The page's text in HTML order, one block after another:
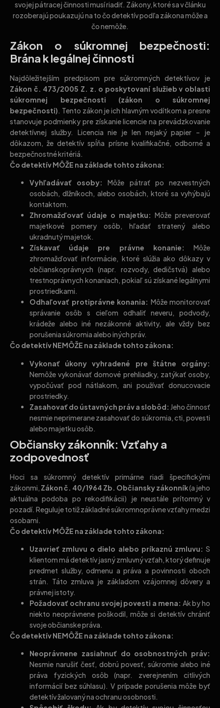
svojej pátracej činnosti musí riadiť. Zákony, ktoré sa v článku
rozoberajú poukazujú na to čo detektív podľa zákona môže a
čo nemôže.
Zákon o súkromnej bezpečnosti:
Brána k legálnej činnosti
Najdôležitejším predpisom pre súkromných detektívov je
Zákon č. 473/2005 Z. z. o poskytovaní služieb v oblasti
súkromnej bezpečnosti (zákon o súkromnej
bezpečnosti). Tento zákon je ich hlavným vodítkom a presne
stanovuje podmienky pre získanie licencie na prevádzkovanie
detektívnej služby. Licencia nie je len nejaký papier – je
dôkazom, že detektív spĺňa prísne kvalifikačné, odborné a
bezpečnostné kritériá.
Čo detektív MÔŽE na základe tohto zákona:
Vyhľadávať osoby:
Môže pátrať po nezvestných
osobách, dlžníkoch, alebo osobách, ktoré sa vyhýbajú
kontaktom.
Zhromažďovať údaje o majetku: Môže preverovať
majetkové pomery osôb, hľadať stratený alebo
ukradnutý majetok.
Získavať údaje pre právne konanie:
Môže
zhromažďovať informácie, ktoré slúžia ako dôkazy v
občianskoprávnych (napr. rozvody, dedičstvá) alebo
trestnoprávnych konaniach, pokiaľ sú získané legálnymi
prostriedkami.
Odhaľovať protiprávne konania: Môže monitorovať
správanie osôb s cieľom odhaliť neveru, podvody,
krádeže alebo iné nezákonné aktivity, ale vždy bez
porušenia súkromia alebo iných práv.
Čo detektív NEMÔŽE na základe tohto zákona:
Vykonať úkony vyhradené pre štátne orgány:
Nemôže vykonávať domové prehliadky, zatýkať osoby,
vypočúvať pod nátlakom, ani používať donucovacie
prostriedky.
Zasahovať do ústavných práv a slobôd: Jeho činnosť
nesmie neprimerane zasahovať do súkromia, cti, povesti
alebo majetku osôb.
Občiansky zákonník: Vzťahy a
zodpovednosť
Hoci sa súkromný detektív primárne riadi špecifickými
zákonmi, Zákon č. 40/1964 Zb. Občiansky zákonník(a jeho
aktuálna podoba po rekodifikácii) je neustále prítomný v
pozadí. Reguluje totiž základné súkromnoprávne vzťahy medzi
osobami.
Čo detektív MÔŽE na základe tohto zákona:
Uzavrieť zmluvu o dielo alebo príkaznú zmluvu: S
klientom má detektív jasný zmluvný vzťah, ktorý definuje
predmet služby, odmenu a práva a povinnosti oboch
strán. Táto zmluva je základom vzájomnej dôvery a
právnej istoty.
Požadovať ochranu svojej povesti a mena: Ak by ho
niekto neoprávnene poškodil, môže si detektív chrániť
svoje občianske práva.
Čo detektív NEMÔŽE na základe tohto zákona:
Neoprávnene zasiahnuť do osobnostných práv:
Nesmie narušiť česť, dobrú povesť, súkromie alebo iné
práva fyzických osôb (napr. zverejnením citlivých
informácií bez súhlasu). V prípade porušenia môže byť
detektív žalovaný na ochranu osobnosti.